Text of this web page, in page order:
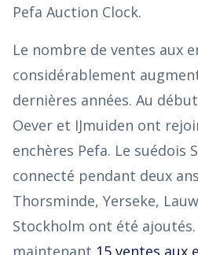
Pefa Auction Clock.
Le nombre de ventes aux
considérablement
dernières années. Au
Oever et IJmuiden ont
enchères Pefa. Le suédois
connecté pendant deux
Thorsminde, Yerseke,
Stockholm ont été ajoutés.
maintenant 15 ventes aux